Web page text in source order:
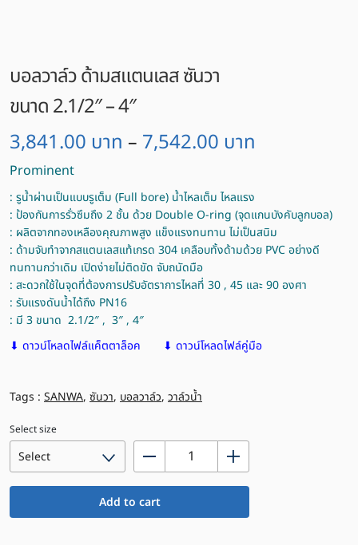
บอลวาล์ว ด้ามสแตนเลส ซันวา
ขนาด 2.1/2″ – 4″
3,841.00 บาท – 7,542.00 บาท
Prominent
: รูน้ำผ่านเป็นแบบรูเต็ม (Full bore) น้ำไหลเต็ม ไหลแรง
: ป้องกันการรั่วซึมถึง 2 ชั้น ด้วย Double O-ring (จุดแกนบังคับลูกบอล)
: ผลิตจากทองเหลืองคุณภาพสูง แข็งแรงทนทาน ไม่เป็นสนิม
: ด้ามจับทำจากสแตนเลสแท้เกรด 304 เคลือบทั้งด้ามด้วย PVC อย่างดี
ทนทานกว่าเดิม เปิดง่ายไม่ติดขัด จับถนัดมือ
: สะดวกใช้ในจุดที่ต้องการปรับอัตราการไหลที่ 30 , 45 และ 90 องศา
: รับแรงดันน้ำได้ถึง PN16
: มี 3 ขนาด 2.1/2″ , 3″ , 4″
⬇ ดาวน์โหลดไฟล์แค็ตตาล็อค
⬇ ดาวน์โหลดไฟล์คู่มือ
Tags : SANWA, ซันวา, บอลวาล์ว, วาล์วน้ำ
Select size
วาล์ว
ด้าม
ส
Add to cart